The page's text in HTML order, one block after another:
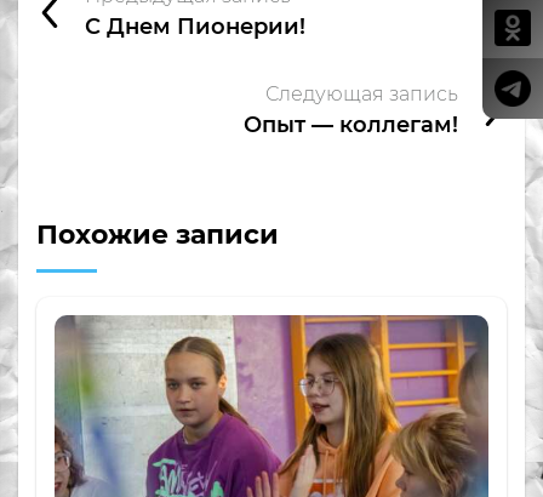
С Днем Пионерии!
Следующая запись
Опыт — коллегам!
Похожие записи